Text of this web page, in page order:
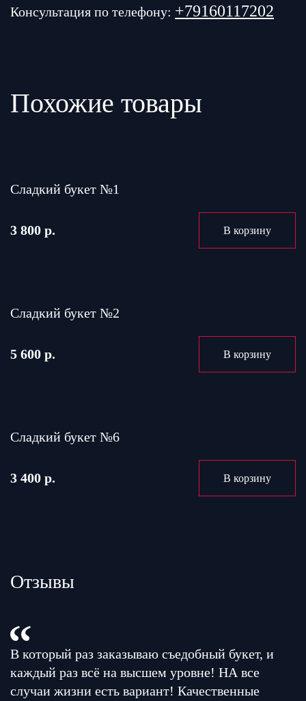
Консультация по телефону: +79160117202
Похожие товары
Сладкий букет №1
3 800 р. В корзину
Сладкий букет №2
5 600 р. В корзину
Сладкий букет №6
3 400 р. В корзину
Отзывы
В который раз заказываю съедобный букет, и
каждый раз всё на высшем уровне! НА все
случаи жизни есть вариант! Качественные